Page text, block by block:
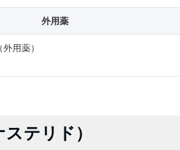
外用薬
用薬）
テリド）